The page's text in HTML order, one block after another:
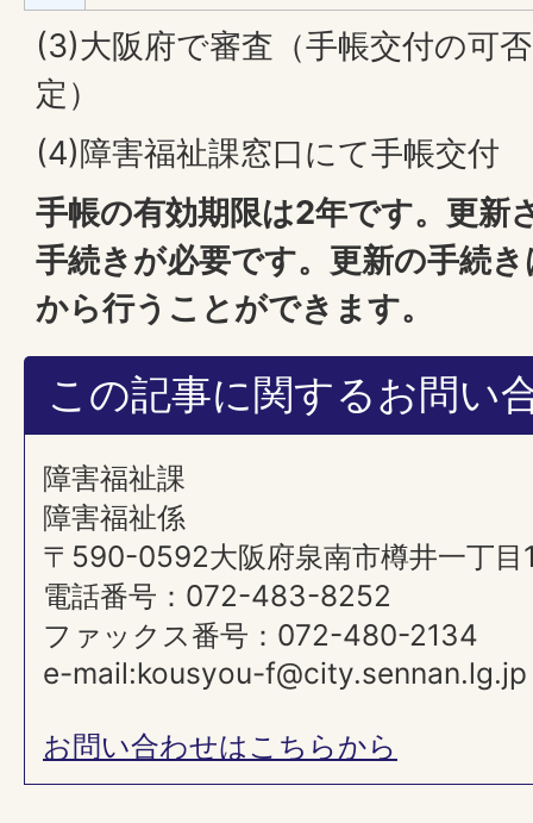
(3)大阪府で審査（手帳交付の可
定）
(4)障害福祉課窓口にて手帳交付
手帳の有効期限は2年です。更新
手続きが必要です。更新の手続
から行うことができます。
この記事に関するお問い
障害福祉課
障害福祉係
〒590-0592大阪府泉南市樽井一丁目
電話番号：072-483-8252
ファックス番号：072-480-2134
e-mail:kousyou-f@city.sennan.lg.jp
お問い合わせはこちらから